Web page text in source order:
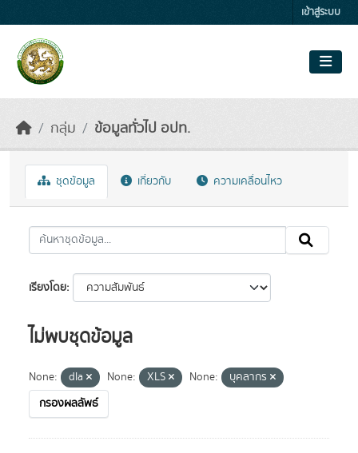
เข้าสู่ระบบ
กลุ่ม ข้อมูลทั่วไป อปท.
ชุดข้อมูล เกี่ยวกับ ความเคลื่อนไหว
เรียงโดย
ไม่พบชุดข้อมูล
None: dla None: XLS None:
บุคลากร
กรองผลลัพธ์